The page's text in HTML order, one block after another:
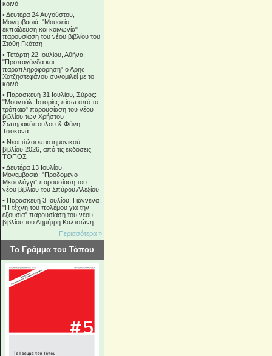
κοινό
•Δευτέρα 24 Αυγούστου,
Μονεμβασιά: "Μουσείο,
εκπαίδευση και κοινωνία"
παρουσίαση του νέου βιβλίου του
Στάθη Γκότση
• Τετάρτη 22 Ιουλίου, Αθήνα:
"Προπαγάνδα και
παραπληροφόρηση" ο Άρης
Χατζηστεφάνου συνομιλεί με το
κοινό
• Παρασκευή 31 Ιουλίου, Σύρος:
"Μουντιάλ, Ιστορίες πίσω από το
τρόπαιο" παρουσίαση του νέου
βιβλίου των Χρήστου
Σωτηρακόπουλου & Φάνη
Τσοκανά
• Νέοι τίτλοι επιστημονικού
βιβλίου 2026, από τις εκδόσεις
ΤΟΠΟΣ
•Δευτέρα 13 Ιουλίου,
Μονεμβασιά: "Προδομένο
Μεσολόγγι" παρουσίαση του
νέου βιβλίου του Σπύρου Αλεξίου
• Παρασκευή 3 Ιουλίου, Γιάννενα:
"Η τέχνη του πολέμου για την
εξουσία" παρουσίαση του νέου
βιβλίου του Δημήτρη Καλτσώνη
Περισσότερα »
Το Γράμμα του Τόπου